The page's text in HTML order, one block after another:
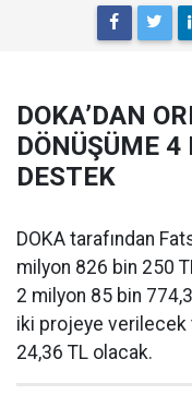
DOKA’DAN
DÖNÜŞÜME 4
DESTEK
DOKA tarafından
milyon 826 bin 250
2 milyon 85 bin
iki projeye verilecek
24,36 TL olacak.